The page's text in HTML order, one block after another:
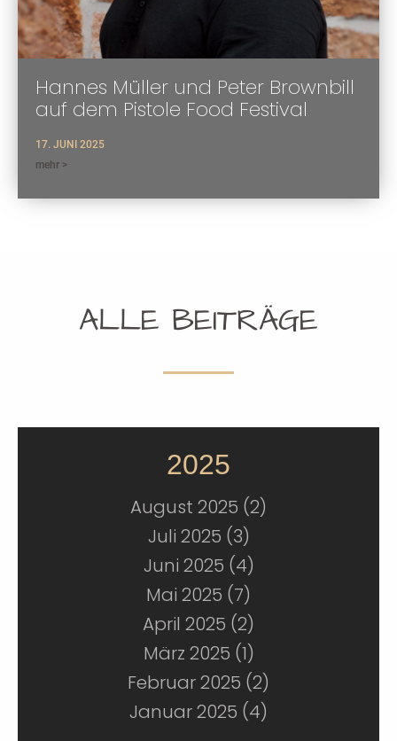
Hannes Müller und Peter Brownbill
auf dem Pistole Food Festival
17. JUNI 2025
mehr >
ALLE BEITRÄGE
2025
August 2025 (2)
Juli 2025 (3)
Juni 2025 (4)
Mai 2025 (7)
April 2025 (2)
März 2025 (1)
Februar 2025 (2)
Januar 2025 (4)